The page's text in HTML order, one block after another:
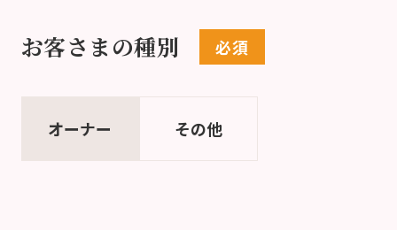
お客さまの種別
オーナー その他